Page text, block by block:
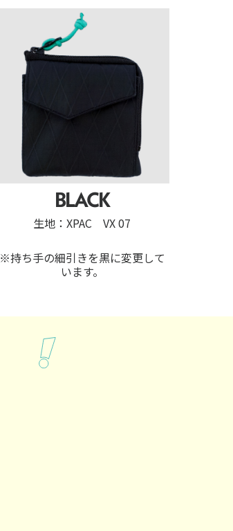
BLACK
生地：XPAC VX 07
※持ち手の細引きを黒に変更して
います。